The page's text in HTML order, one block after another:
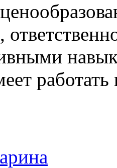
работать